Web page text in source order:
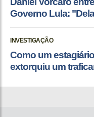
Governo Lula:
INVESTIGAÇÃO
Como um
extorquiu um